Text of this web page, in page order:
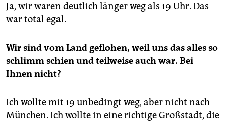
Ja, wir waren deutlich länger weg als 19 Uhr. Das
war total egal.
Wir sind vom Land geflohen, weil uns das alles so
schlimm schien und teilweise auch war. Bei
Ihnen nicht?
Ich wollte mit 19 unbedingt weg, aber nicht nach
München. Ich wollte in eine richtige Großstadt, die